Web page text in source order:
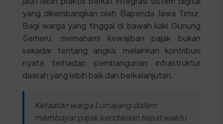
yang dikembangkan oleh Bapenda Jawa Timur.
Bagi warga yang tinggal di bawah kaki Gunung
Semeru, memahami kewajiban pajak bukan
sekadar tentang angka, melainkan kontribusi
nyata terhadap pembangunan infrastruktur
daerah yang lebih baik dan berkelanjutan.
Ketaatan warga Lumajang dalam
membayar pajak kendaraan tepat waktu